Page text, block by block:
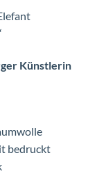
Künstlerin
bedruckt